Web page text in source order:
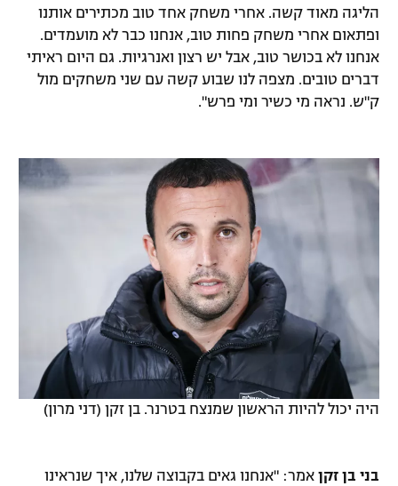
הליגה מאוד קשה. אחרי משחק אחד טוב מכתירים אותנו
ופתאום אחרי משחק פחות טוב, אנחנו כבר לא מועמדים.
אנחנו לא בכושר טוב, אבל יש רצון ואנרגיות. גם היום ראיתי
דברים טובים. מצפה לנו שבוע קשה עם שני משחקים מול
ק"ש. נראה מי כשיר ומי פרש".
היה יכול להיות הראשון שמנצח בטרנר. בן זקן (דני מרון)
בני בן זקן אמר: "אנחנו גאים בקבוצה שלנו, איך שנראינו